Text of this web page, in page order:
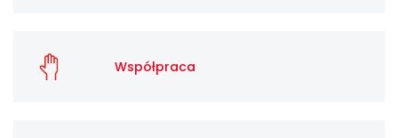
Współpraca